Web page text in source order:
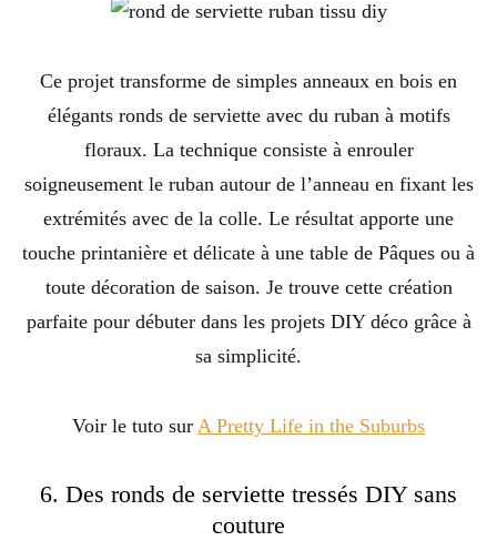
Ce projet transforme de simples anneaux en bois en
élégants ronds de serviette avec du ruban à motifs
floraux. La technique consiste à enrouler
soigneusement le ruban autour de l’anneau en fixant les
extrémités avec de la colle. Le résultat apporte une
touche printanière et délicate à une table de Pâques ou à
toute décoration de saison. Je trouve cette création
parfaite pour débuter dans les projets DIY déco grâce à
sa simplicité.
Voir le tuto sur A Pretty Life in the Suburbs
6. Des ronds de serviette tressés DIY sans
couture